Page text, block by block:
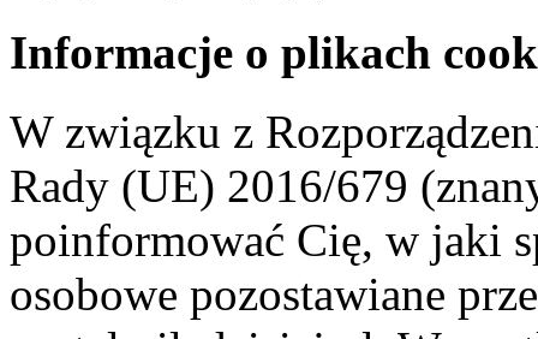
Informacje o plikach
W związku z
Rady (UE) 2016/679
poinformować Cię, w jaki
osobowe pozostawiane